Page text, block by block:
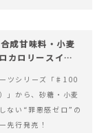
成甘味料・小麦
カロリースイー
ツシリーズ「♯100
」から、砂糖・小麦
ない“罪悪感ゼロ”の
先行発売！